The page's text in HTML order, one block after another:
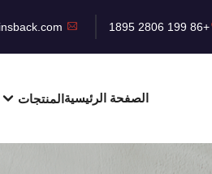
+86 199 2806 1895
الصفحة الرئيسية المنتجات